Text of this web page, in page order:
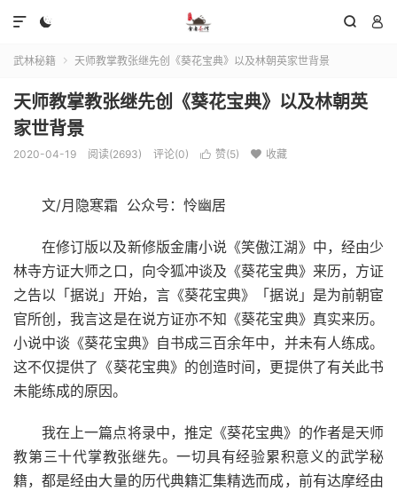
  

武林秘籍  天师教掌教张继先创《葵花宝典》以及林朝英家世背景
天师教掌教张继先创《葵花宝典》以及林朝英
家世背景
2020-04-19 阅读(2693) 评论(0)  赞(5)  收藏
文/月隐寒霜 公众号：怜幽居
在修订版以及新修版金庸小说《笑傲江湖》中，经由少
林寺方证大师之口，向令狐冲谈及《葵花宝典》来历，方证
之告以「据说」开始，言《葵花宝典》「据说」是为前朝宦
官所创，我言这是在说方证亦不知《葵花宝典》真实来历。
小说中谈《葵花宝典》自书成三百余年中，并未有人练成。
这不仅提供了《葵花宝典》的创造时间，更提供了有关此书
未能练成的原因。
我在上一篇点将录中，推定《葵花宝典》的作者是天师
教第三十代掌教张继先。一切具有经验累积意义的武学秘
籍，都是经由大量的历代典籍汇集精选而成，前有达摩经由